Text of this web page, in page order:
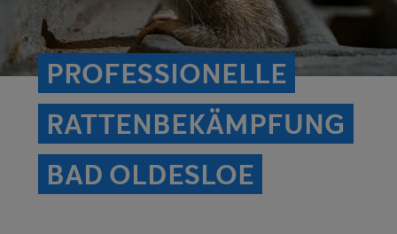
PROFESSIONELLE
RATTEN­BEKÄMPFUNG
BAD OLDESLOE